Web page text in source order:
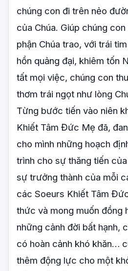
chúng con đi trên nẻo
của Chúa. Giúp chúng
phận Chúa trao, với trái
hồn quảng đại, khiêm tốn
tất mọi việc, chúng con
thơm trái ngọt như lòng
Từng bước tiến vào niên
Khiết Tâm Đức Mẹ đã,
cho mình những hoạch
trình cho sự thăng tiến
sự trưởng thành của mỗi
các Soeurs Khiết Tâm
thức và mong muốn đồng
những cảnh đời bất hạnh,
có hoàn cảnh khó khăn…
thêm động lực cho một